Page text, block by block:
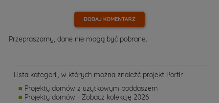
DODAJ KOMENTARZ
Przepraszamy, dane nie mogą być pobrane.
Lista kategorii, w których można znaleźć projekt Porfir
Projekty domów z użytkowym poddaszem
Projekty domów - Zobacz kolekcję 2026